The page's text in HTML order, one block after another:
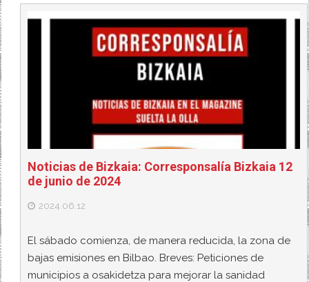
Noticias de Bizkaia: Corresponsalía Bizkaia 12
de junio de 2024
2024.06.12
El sábado comienza, de manera reducida, la zona de
bajas emisiones en Bilbao. Breves: Peticiones de
municipios a osakidetza para mejorar la sanidad